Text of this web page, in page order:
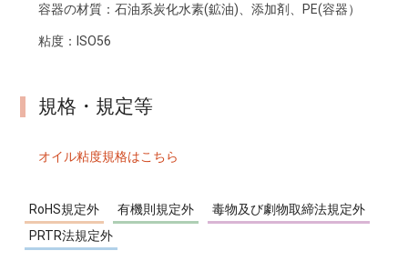
容器の材質：石油系炭化水素(鉱油)、添加剤、PE(容器）
粘度： ISO56
規格・規定等
オイル粘度規格はこちら
RoHS規定外 有機則規定外
毒物及び劇物取締法規定外
PRTR法規定外